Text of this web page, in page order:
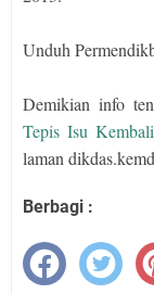
Unduh
Demikian info
Tepis Isu
laman
Berbagi :